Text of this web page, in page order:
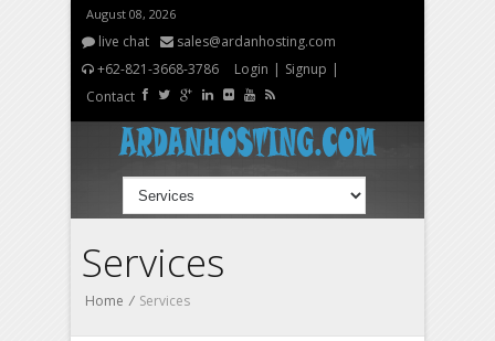
August 08, 2026
live chat
sales@ardanhosting.com
+62-821-3668-3786
Login | Signup |
Contact
Services
Home / Services